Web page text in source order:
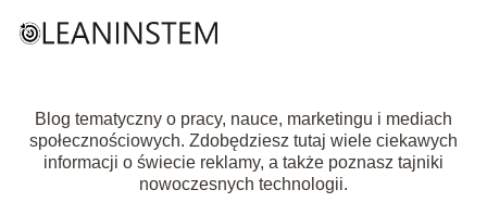
Blog tematyczny o pracy, nauce, marketingu i mediach
społecznościowych. Zdobędziesz tutaj wiele ciekawych
informacji o świecie reklamy, a także poznasz tajniki
nowoczesnych technologii.